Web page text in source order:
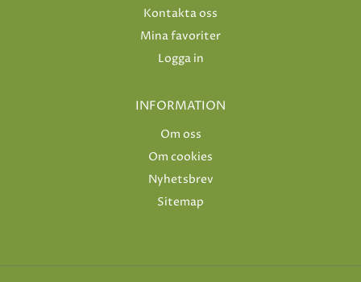
Kontakta oss
Mina favoriter
Logga in
INFORMATION
Om oss
Om cookies
Nyhetsbrev
Sitemap